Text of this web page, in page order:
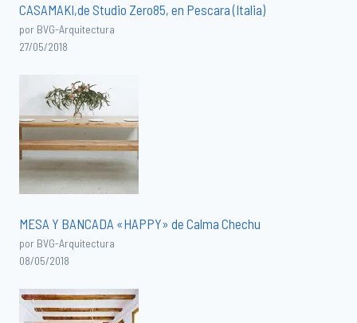
CASAMAKI,de Studio Zero85, en Pescara (Italia)
por BVG-Arquitectura
27/05/2018
MESA Y BANCADA «HAPPY» de Calma Chechu
por BVG-Arquitectura
08/05/2018